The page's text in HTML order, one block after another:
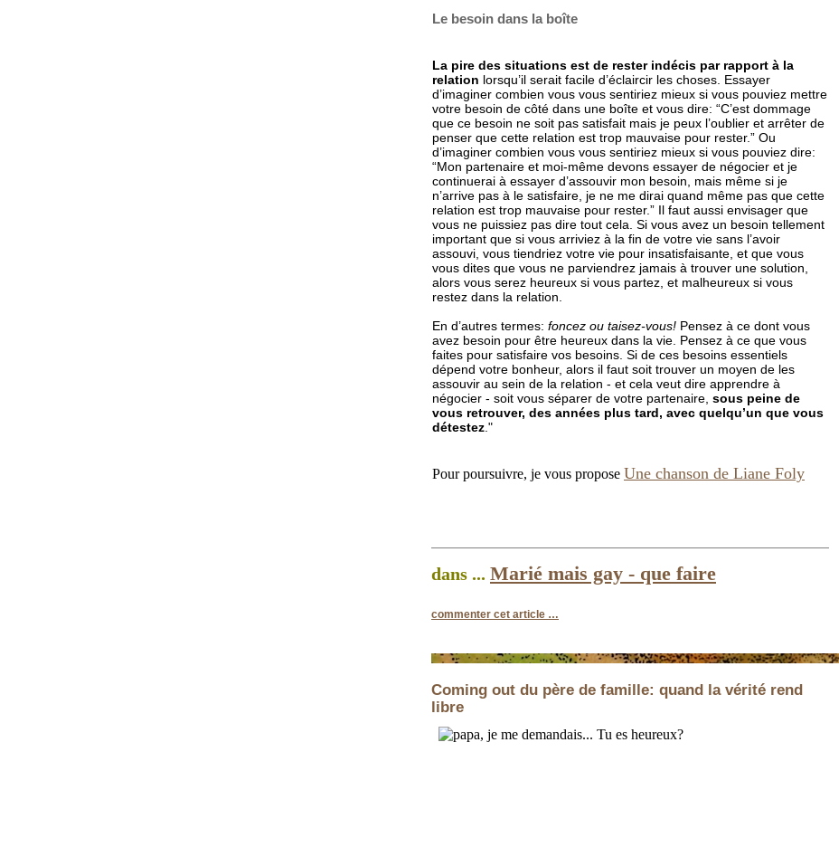
Le besoin dans la boîte
La pire des situations est de rester indécis par rapport à la
relation lorsqu’il serait facile d’éclaircir les choses. Essayer
d’imaginer combien vous vous sentiriez mieux si vous pouviez mettre
votre besoin de côté dans une boîte et vous dire: “C’est dommage
que ce besoin ne soit pas satisfait mais je peux l’oublier et arrêter de
penser que cette relation est trop mauvaise pour rester.” Ou
d’imaginer combien vous vous sentiriez mieux si vous pouviez dire:
“Mon partenaire et moi-même devons essayer de négocier et je
continuerai à essayer d’assouvir mon besoin, mais même si je
n’arrive pas à le satisfaire, je ne me dirai quand même pas que cette
relation est trop mauvaise pour rester.” Il faut aussi envisager que
vous ne puissiez pas dire tout cela. Si vous avez un besoin tellement
important que si vous arriviez à la fin de votre vie sans l’avoir
assouvi, vous tiendriez votre vie pour insatisfaisante, et que vous
vous dites que vous ne parviendrez jamais à trouver une solution,
alors vous serez heureux si vous partez, et malheureux si vous
restez dans la relation.
En d’autres termes: foncez ou taisez-vous! Pensez à ce dont vous
avez besoin pour être heureux dans la vie. Pensez à ce que vous
faites pour satisfaire vos besoins. Si de ces besoins essentiels
dépend votre bonheur, alors il faut soit trouver un moyen de les
assouvir au sein de la relation - et cela veut dire apprendre à
négocier - soit vous séparer de votre partenaire, sous peine de
vous retrouver, des années plus tard, avec quelqu’un que vous
détestez ."
Pour poursuivre, je vous propose Une chanson de Liane Foly
dans ... Marié mais gay - que faire
commenter cet article …
Coming out du père de famille: quand la vérité rend
libre